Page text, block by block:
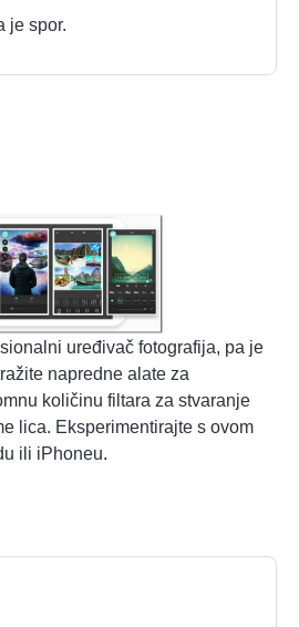
je spor.
uređivač fotografija, pa je
napredne alate za
količinu filtara za stvaranje
lica. Eksperimentirajte s ovom
ili iPhoneu.